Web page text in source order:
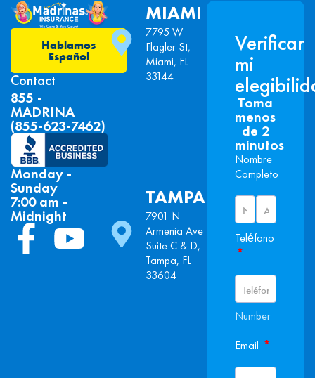
Hablamos
Español
Contact
855 -
MADRINA
(855-623-7462)
Monday -
Sunday
7:00 am -
Midnight
MIAMI
7795 W
Flagler St,
Miami, FL
33144
TAMPA
7901 N
Armenia Ave
Suite C & D,
Tampa, FL
33604
Verificar
mi
Toma
menos
de 2
minutos
Nombre
Completo
Teléfono
*
Number
Email *